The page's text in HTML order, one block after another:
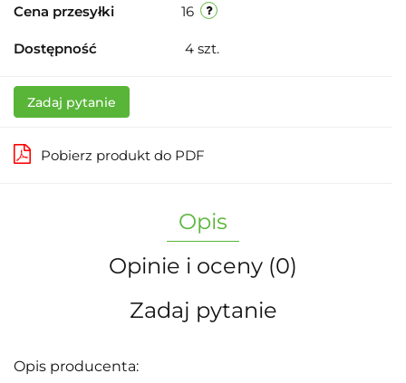
Cena przesyłki 16
Dostępność 4 szt.
Zadaj pytanie
Pobierz produkt do PDF
Opis
Opinie i oceny (0)
Zadaj pytanie
Opis producenta: